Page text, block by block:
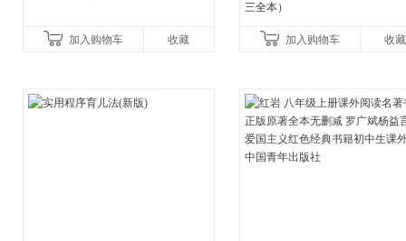
加入购物车 收藏
三全本）
加入购物车 收藏